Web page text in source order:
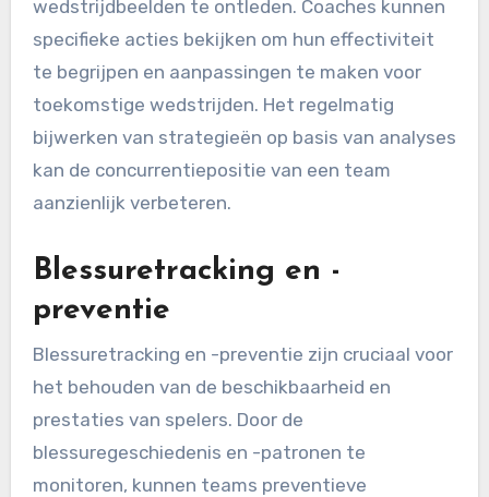
wedstrijdbeelden te ontleden. Coaches kunnen
specifieke acties bekijken om hun effectiviteit
te begrijpen en aanpassingen te maken voor
toekomstige wedstrijden. Het regelmatig
bijwerken van strategieën op basis van analyses
kan de concurrentiepositie van een team
aanzienlijk verbeteren.
Blessuretracking en -
preventie
Blessuretracking en -preventie zijn cruciaal voor
het behouden van de beschikbaarheid en
prestaties van spelers. Door de
blessuregeschiedenis en -patronen te
monitoren, kunnen teams preventieve